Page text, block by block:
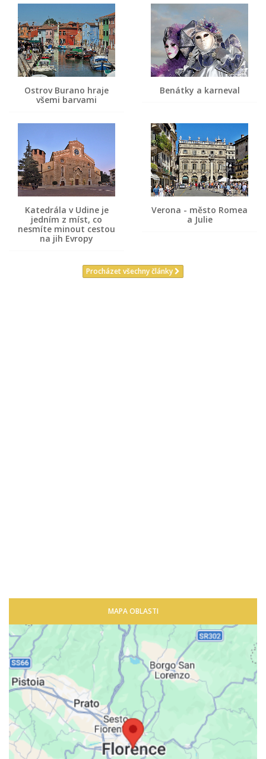
Ostrov Burano hraje
všemi barvami
Benátky a karneval
Katedrála v Udine je
jedním z míst, co
nesmíte minout cestou
na jih Evropy
Verona - město Romea
a Julie
Procházet všechny články
MAPA OBLASTI